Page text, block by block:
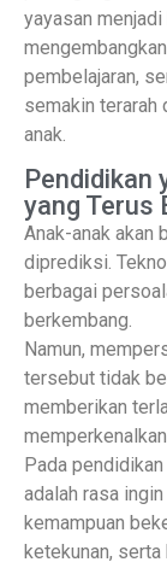
yayasan
pembelajaran,
semakin terarah
anak.
Pendidikan
yang Terus
Anak-anak akan
diprediksi.
berbagai
berkembang.
Namun,
tersebut tidak
memberikan
Pada
adalah rasa
kemampuan
ketekunan,